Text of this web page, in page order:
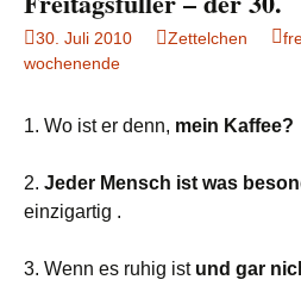
30. Juli 2010 Zettelchen
wochenende
1. Wo ist er denn, mein Kaffee?
2. Jeder Mensch ist was
einzigartig .
3. Wenn es ruhig ist und gar